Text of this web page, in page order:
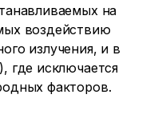
на
воздействию
излучения, и в
где исключается
факторов.